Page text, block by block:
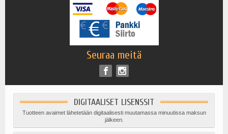
Seuraa meitä
DIGITAALISET LISENSSIT
Tuotteen avaimet lähetetään digitaalisesti muutamassa minuutissa maksun
jälkeen.